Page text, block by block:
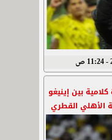
بين إينيغو
الأهلي القطري